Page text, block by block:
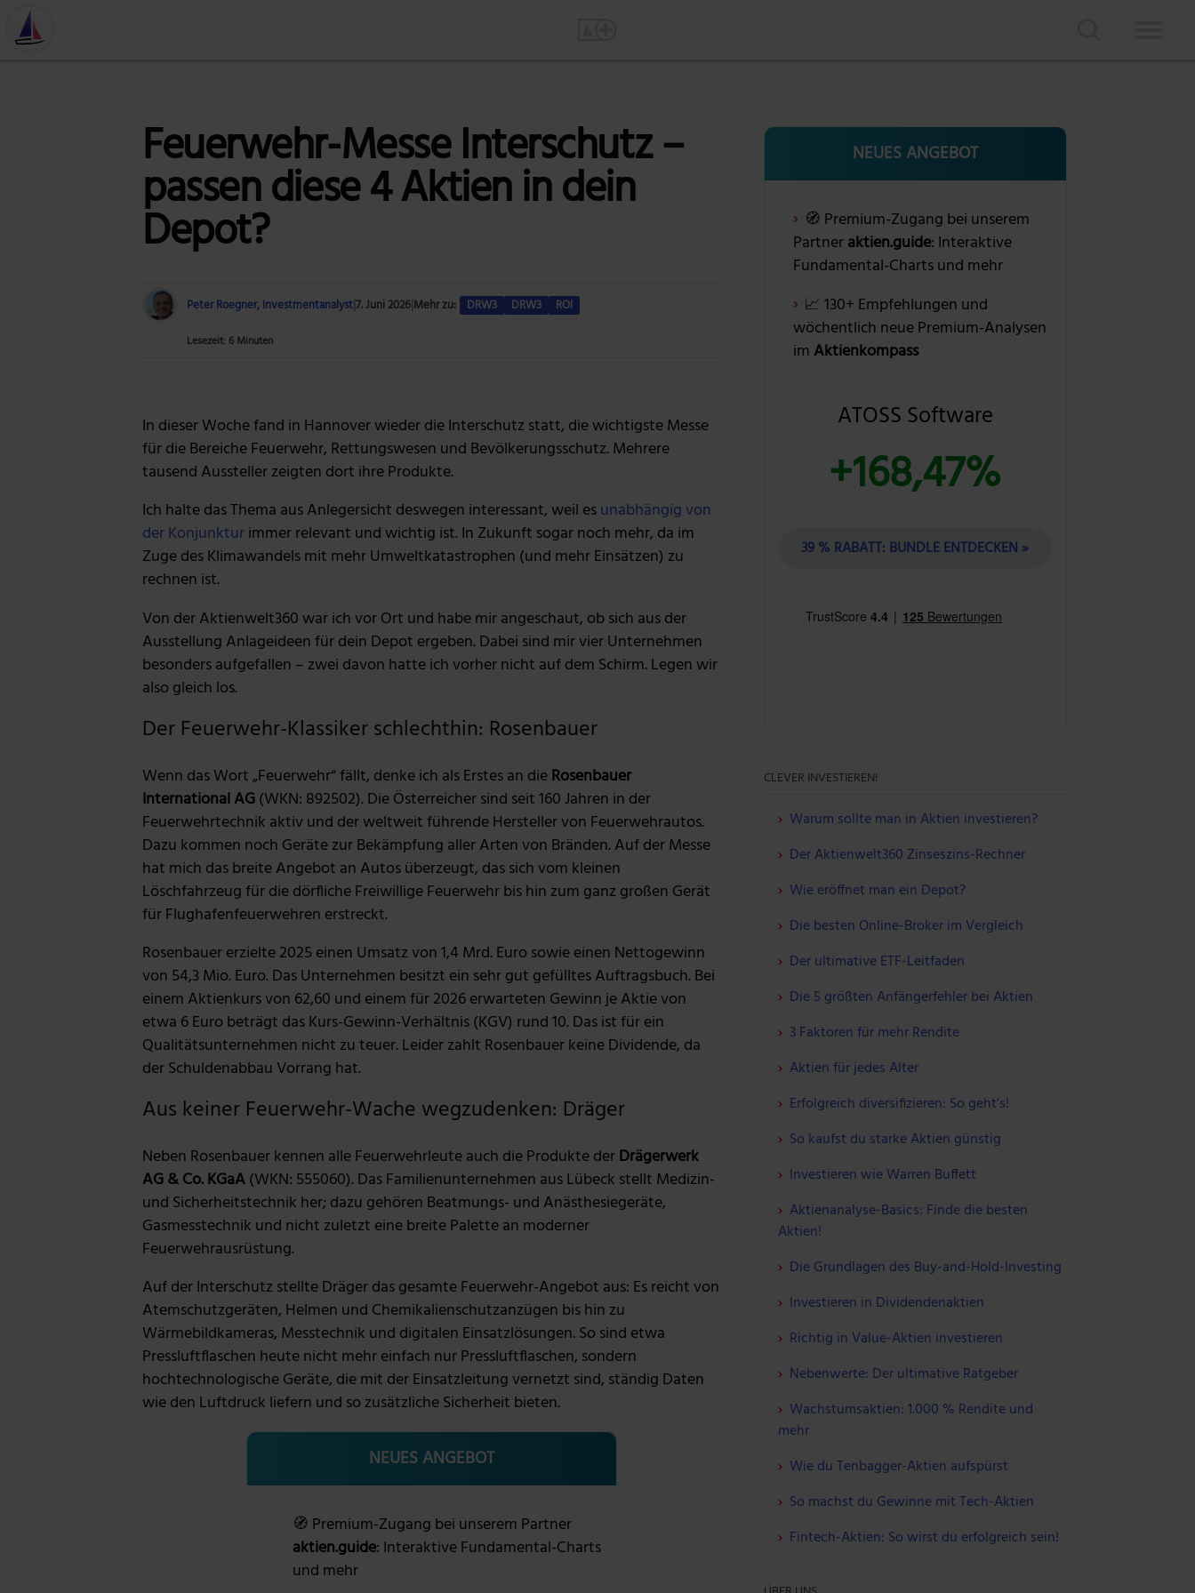
Feuerwehr-Messe Interschutz –
passen diese 4 Aktien in dein
Depot?
Peter Roegner, Investmentanalyst7. Juni 2026Mehr zu: DRW3 DRW3 ROI
Lesezeit: 6 Minuten
In dieser Woche fand in Hannover wieder die Interschutz statt, die wichtigste Messe
für die Bereiche Feuerwehr, Rettungswesen und Bevölkerungsschutz. Mehrere
tausend Aussteller zeigten dort ihre Produkte.
Ich halte das Thema aus Anlegersicht deswegen interessant, weil esunabhängig von
der Konjunkturimmer relevant und wichtig ist. In Zukunft sogar noch mehr, da im
Zuge des Klimawandels mit mehr Umweltkatastrophen (und mehr Einsätzen) zu
rechnen ist.
Von der Aktienwelt360 war ich vor Ort und habe mir angeschaut, ob sich aus der
Ausstellung Anlageideen für dein Depot ergeben. Dabei sind mir vier Unternehmen
besonders aufgefallen – zwei davon hatte ich vorher nicht auf dem Schirm. Legen wir
also gleich los.
Der Feuerwehr-Klassiker schlechthin: Rosenbauer
Wenn das Wort „Feuerwehr“ fällt, denke ich als Erstes an dieRosenbauer
International AG(WKN: 892502). Die Österreicher sind seit 160 Jahren in der
Feuerwehrtechnik aktiv und der weltweit führende Hersteller von Feuerwehrautos.
Dazu kommen noch Geräte zur Bekämpfung aller Arten von Bränden. Auf der Messe
hat mich das breite Angebot an Autos überzeugt, das sich vom kleinen
Löschfahrzeug für die dörfliche Freiwillige Feuerwehr bis hin zum ganz großen Gerät
für Flughafenfeuerwehren erstreckt.
Rosenbauer erzielte 2025 einen Umsatz von 1,4 Mrd. Euro sowie einen Nettogewinn
von 54,3 Mio. Euro. Das Unternehmen besitzt ein sehr gut gefülltes Auftragsbuch. Bei
einem Aktienkurs von 62,60 und einem für 2026 erwarteten Gewinn je Aktie von
etwa 6 Euro beträgt das Kurs-Gewinn-Verhältnis (KGV) rund 10. Das ist für ein
Qualitätsunternehmen nicht zu teuer. Leider zahlt Rosenbauer keine Dividende, da
der Schuldenabbau Vorrang hat.
Aus keiner Feuerwehr-Wache wegzudenken: Dräger
Neben Rosenbauer kennen alle Feuerwehrleute auch die Produkte derDrägerwerk
AG & Co. KGaA(WKN: 555060). Das Familienunternehmen aus Lübeck stellt Medizin-
und Sicherheitstechnik her; dazu gehören Beatmungs- und Anästhesiegeräte,
Gasmesstechnik und nicht zuletzt eine breite Palette an moderner
Feuerwehrausrüstung.
Auf der Interschutz stellte Dräger das gesamte Feuerwehr-Angebot aus: Es reicht von
Atemschutzgeräten, Helmen und Chemikalienschutzanzügen bis hin zu
Wärmebildkameras, Messtechnik und digitalen Einsatzlösungen. So sind etwa
Pressluftflaschen heute nicht mehr einfach nur Pressluftflaschen, sondern
hochtechnologische Geräte, die mit der Einsatzleitung vernetzt sind, ständig Daten
wie den Luftdruck liefern und so zusätzliche Sicherheit bieten.
NEUES ANGEBOT
🧭 Premium-Zugang bei unserem Partner
aktien.guide: Interaktive Fundamental-Charts
und mehr
NEUES ANGEBOT
🧭 Premium-Zugang bei unserem
Partneraktien.guide: Interaktive
Fundamental-Charts und mehr
📈 130+ Empfehlungen und
wöchentlich neue Premium-Analysen
im Aktienkompass
ATOSS Software
+168,47%
39 % RABATT: BUNDLE ENTDECKEN »
CLEVER INVESTIEREN!
Warum sollte man in Aktien investieren?
Der Aktienwelt360 Zinseszins-Rechner
Wie eröffnet man ein Depot?
Die besten Online-Broker im Vergleich
Der ultimative ETF-Leitfaden
Die 5 größten Anfängerfehler bei Aktien
3 Faktoren für mehr Rendite
Aktien für jedes Alter
Erfolgreich diversifizieren: So geht’s!
So kaufst du starke Aktien günstig
Investieren wie Warren Buffett
Aktienanalyse-Basics: Finde die besten
Aktien!
Die Grundlagen des Buy-and-Hold-Investing
Investieren in Dividendenaktien
Richtig in Value-Aktien investieren
Nebenwerte: Der ultimative Ratgeber
Wachstumsaktien: 1.000 % Rendite und
mehr
Wie du Tenbagger-Aktien aufspürst
So machst du Gewinne mit Tech-Aktien
Fintech-Aktien: So wirst du erfolgreich sein!